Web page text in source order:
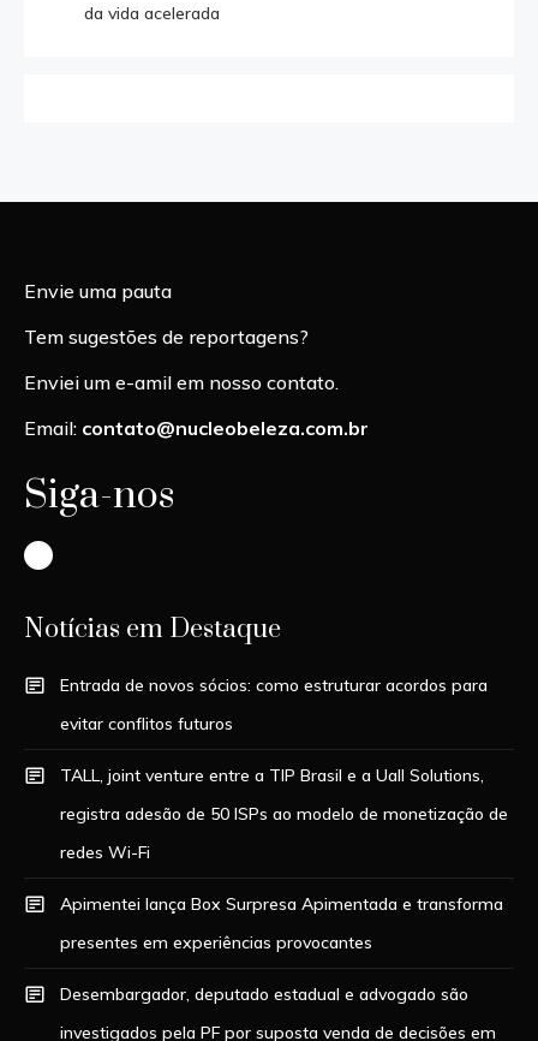
da vida acelerada
Envie uma pauta
Tem sugestões de reportagens?
Enviei um e-amil em nosso contato.
Email: contato@nucleobeleza.com.br
Siga-nos
Instagram
Notícias em Destaque
Entrada de novos sócios: como estruturar acordos para
evitar conflitos futuros
TALL, joint venture entre a TIP Brasil e a Uall Solutions,
registra adesão de 50 ISPs ao modelo de monetização de
redes Wi-Fi
Apimentei lança Box Surpresa Apimentada e transforma
presentes em experiências provocantes
Desembargador, deputado estadual e advogado são
investigados pela PF por suposta venda de decisões em